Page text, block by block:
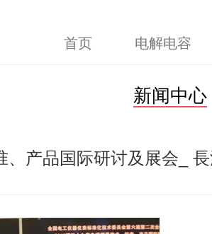
首页 电解电容
新闻中心
产品国际研讨及展会_